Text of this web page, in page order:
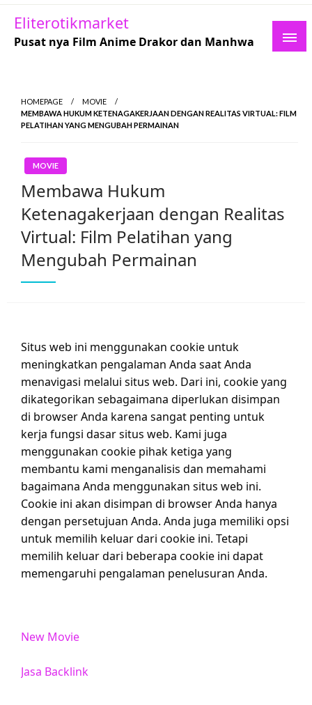
Skip
content
Eliterotikmarket
Pusat nya Film Anime Drakor dan Manhwa
HOMEPAGE
MOVIE
MEMBAWA HUKUM KETENAGAKERJAAN DENGAN REALITAS VIRTUAL: FILM
PELATIHAN YANG MENGUBAH PERMAINAN
MOVIE
Membawa Hukum
Ketenagakerjaan dengan Realitas
Virtual: Film Pelatihan yang
Mengubah Permainan
Situs web ini menggunakan cookie untuk
meningkatkan pengalaman Anda saat Anda
menavigasi melalui situs web. Dari ini, cookie yang
dikategorikan sebagaimana diperlukan disimpan
di browser Anda karena sangat penting untuk
kerja fungsi dasar situs web. Kami juga
menggunakan cookie pihak ketiga yang
membantu kami menganalisis dan memahami
bagaimana Anda menggunakan situs web ini.
Cookie ini akan disimpan di browser Anda hanya
dengan persetujuan Anda. Anda juga memiliki opsi
untuk memilih keluar dari cookie ini. Tetapi
memilih keluar dari beberapa cookie ini dapat
memengaruhi pengalaman penelusuran Anda.
New Movie
Jasa Backlink